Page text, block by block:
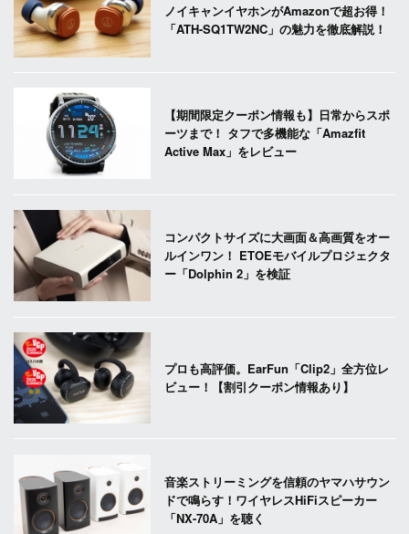
ノイキャンイヤホンがAmazonで超お得！
「ATH-SQ1TW2NC」の魅力を徹底解説！
【期間限定クーポン情報も】日常からスポ
ーツまで！ タフで多機能な「Amazfit
Active Max」をレビュー
コンパクトサイズに大画面＆高画質をオー
ルインワン！ ETOEモバイルプロジェクタ
ー「Dolphin 2」を検証
プロも高評価。EarFun「Clip2」全方位レ
ビュー！【割引クーポン情報あり】
音楽ストリーミングを信頼のヤマハサウン
ドで鳴らす！ワイヤレスHiFiスピーカー
「NX-70A」を聴く